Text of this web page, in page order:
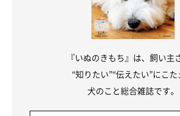
『いぬのきもち』は、飼い主
“知りたい”“伝えたい”にこた
犬のこと総合雑誌です。